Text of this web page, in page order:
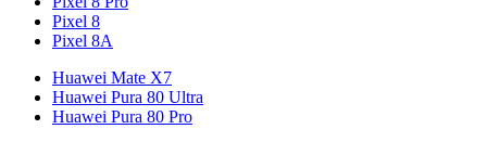
Pixel 8
Pixel 8A
Huawei Mate X7
Huawei Pura 80 Ultra
Huawei Pura 80 Pro